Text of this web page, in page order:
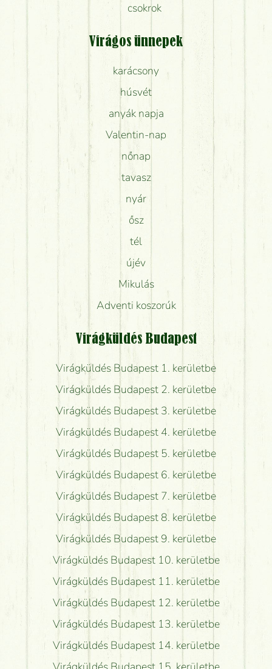
csokrok
Virágos ünnepek
karácsony
húsvét
anyák napja
Valentin-nap
nőnap
tavasz
nyár
ősz
tél
újév
Mikulás
Adventi koszorúk
Virágküldés Budapest
Virágküldés Budapest 1. kerületbe
Virágküldés Budapest 2. kerületbe
Virágküldés Budapest 3. kerületbe
Virágküldés Budapest 4. kerületbe
Virágküldés Budapest 5. kerületbe
Virágküldés Budapest 6. kerületbe
Virágküldés Budapest 7. kerületbe
Virágküldés Budapest 8. kerületbe
Virágküldés Budapest 9. kerületbe
Virágküldés Budapest 10. kerületbe
Virágküldés Budapest 11. kerületbe
Virágküldés Budapest 12. kerületbe
Virágküldés Budapest 13. kerületbe
Virágküldés Budapest 14. kerületbe